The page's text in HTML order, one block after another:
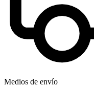
Medios de envío